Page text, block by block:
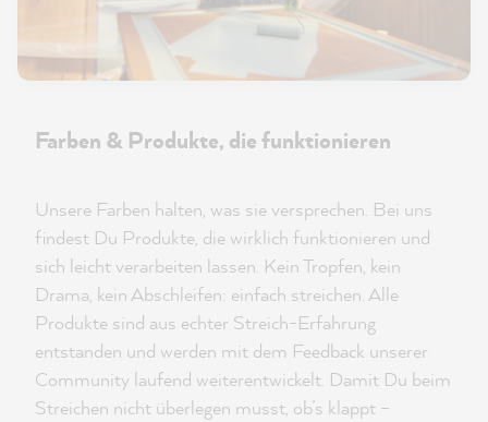
Farben & Produkte, die funktionieren
Unsere Farben halten, was sie versprechen. Bei uns
findest Du Produkte, die wirklich funktionieren und
sich leicht verarbeiten lassen. Kein Tropfen, kein
Drama, kein Abschleifen: einfach streichen. Alle
Produkte sind aus echter Streich-Erfahrung
entstanden und werden mit dem Feedback unserer
Community laufend weiterentwickelt. Damit Du beim
Streichen nicht überlegen musst, ob’s klappt –